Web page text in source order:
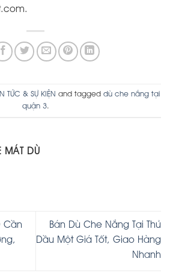
TỨC & SỰ KIỆN and tagged dù che nắng tại
quận 3.
MÁT DÙ
Cần
Bán Dù Che Nắng Tại Thủ
Dầu Một Giá Tốt, Giao Hàng
Nhanh